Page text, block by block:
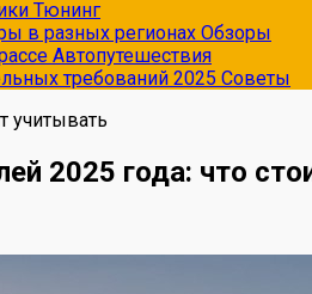
Тюнинг
в разных регионах Обзоры
Автопутешествия
требований 2025 Советы
учитывать
2025 года: что